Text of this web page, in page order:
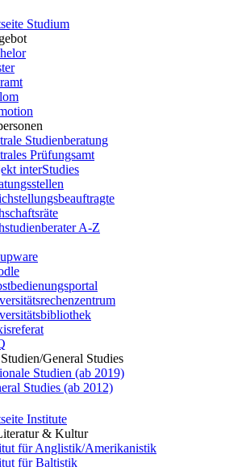
Studium
Studienberatung
Prüfungsamt
interStudies
A-Z
General Studies
Studien (ab 2019)
Studies (ab 2012)
Institute
& Kultur
für Anglistik/Amerikanistik
für Baltistik